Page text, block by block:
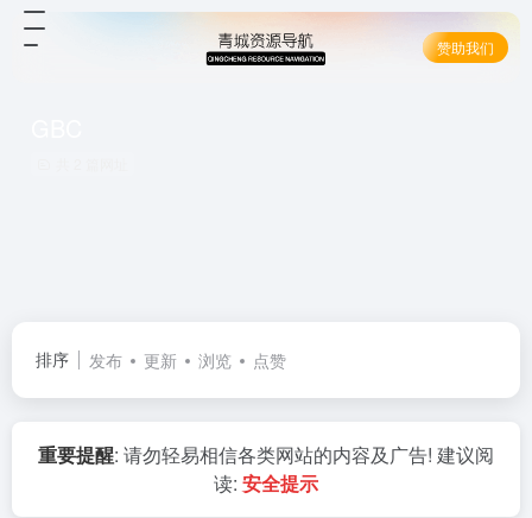
赞助我们
排序 发布 更新 浏览 点赞
重要提醒: 请勿轻易相信各类网站的内容及广告! 建议阅
读: 安全提示